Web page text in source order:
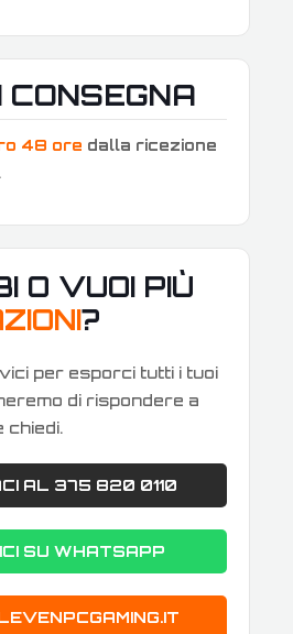
CONSEGNA
48 ore dalla ricezione
.
O VUOI PIÙ
?
per esporci tutti i tuoi
di rispondere a
chiedi.
AL 375 820 0110
SU WHATSAPP